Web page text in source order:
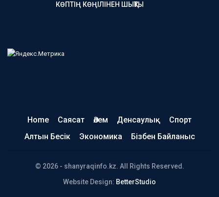
КӨПТІҢ КӨҢІЛІНЕН ШЫҚТЫ
Home Саясат Әлем Денсаулық
Спорт
Алтын Бесік
Экономика Бізбен Байланыс
© 2026 - shanyraqinfo.kz. All Rights Reserved.
Website Design: BetterStudio